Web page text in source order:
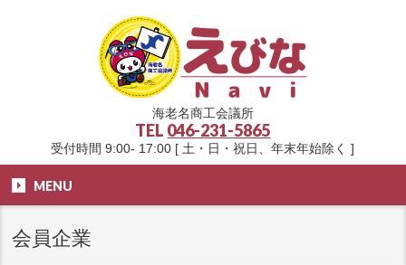
海老名商工会議所
TEL 046-231-5865
受付時間 9:00- 17:00 [ 土・日・祝日、年末年始除く ]
MENU
会員企業